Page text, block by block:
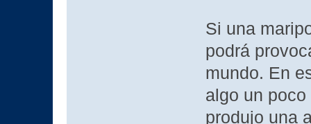
Si una
podrá
mundo. En
algo un
produjo una